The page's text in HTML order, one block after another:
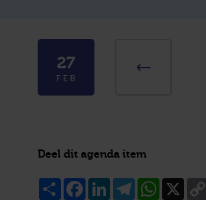
27
FEB
Deel dit agenda item
Share FacebookLinkedInTelegramWhatsApp